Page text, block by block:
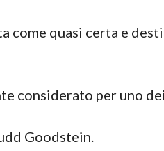
come quasi certa e
considerato per uno
Goodstein.